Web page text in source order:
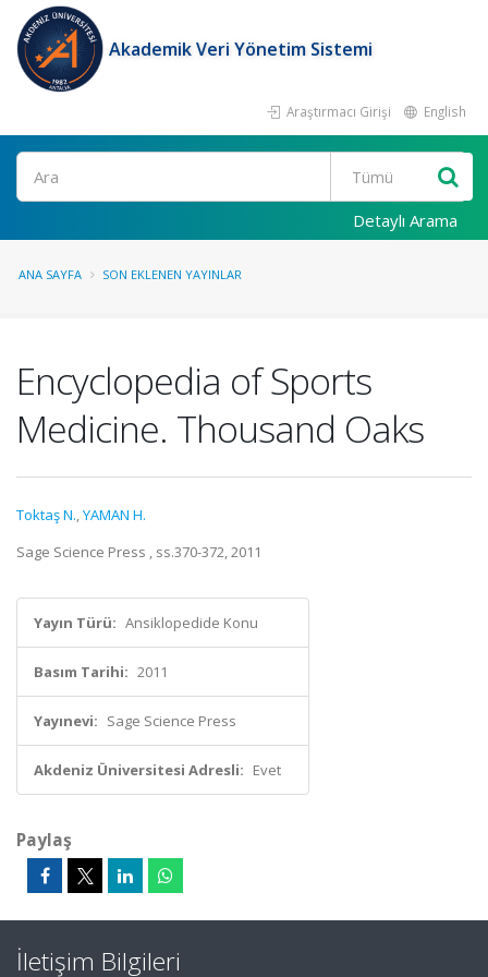
Akademik Veri Yönetim Sistemi
Araştırmacı Girişi English
Ara
Detaylı Arama
ANA SAYFA SON EKLENEN YAYINLAR
Encyclopedia of Sports
Medicine. Thousand Oaks
Toktaş N.,YAMAN H.
Sage Science Press , ss.370-372, 2011
Yayın Türü: Ansiklopedide Konu
Basım Tarihi: 2011
Yayınevi: Sage Science Press
Akdeniz Üniversitesi Adresli: Evet
Paylaş
İletişim Bilgileri